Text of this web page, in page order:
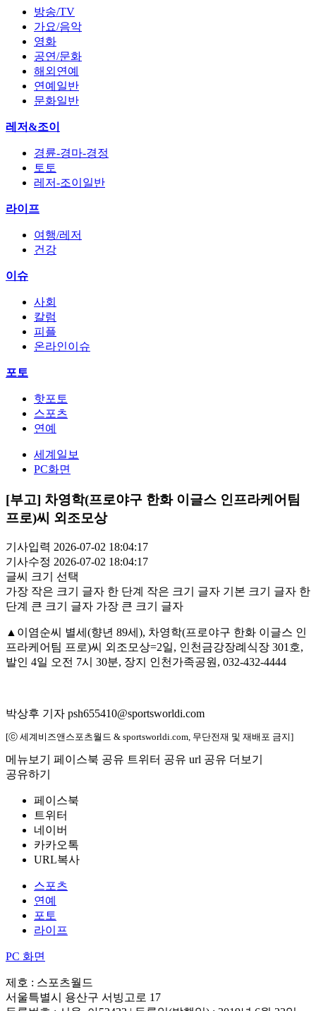
방송/TV
가요/음악
영화
공연/문화
해외연예
연예일반
문화일반
레저&조이
경륜-경마-경정
토토
레저-조이일반
라이프
여행/레저
건강
이슈
사회
칼럼
피플
온라인이슈
포토
핫포토
스포츠
연예
세계일보
PC화면
[부고] 차영학(프로야구 한화 이글스 인프라케어팀
프로)씨 외조모상
기사입력 2026-07-02 18:04:17
기사수정 2026-07-02 18:04:17
글씨 크기 선택
가장 작은 크기 글자 한 단계 작은 크기 글자 기본 크기 글자 한
단계 큰 크기 글자 가장 큰 크기 글자
▲이염순씨 별세(향년 89세), 차영학(프로야구 한화 이글스 인
프라케어팀 프로)씨 외조모상=2일, 인천금강장례식장 301호,
발인 4일 오전 7시 30분, 장지 인천가족공원, 032-432-4444
박상후 기자 psh655410@sportsworldi.com
[ⓒ 세계비즈앤스포츠월드 & sportsworldi.com, 무단전재 및 재배포 금지]
메뉴보기 페이스북 공유 트위터 공유 url 공유 더보기
공유하기
페이스북
트위터
네이버
카카오톡
URL복사
스포츠
연예
포토
라이프
PC 화면
제호 : 스포츠월드
서울특별시 용산구 서빙고로 17